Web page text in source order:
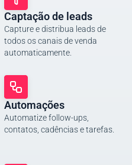
Captação de leads
Capture e distribua leads de
todos os canais de venda
automaticamente.
Automações
Automatize follow-ups,
contatos, cadências e tarefas.